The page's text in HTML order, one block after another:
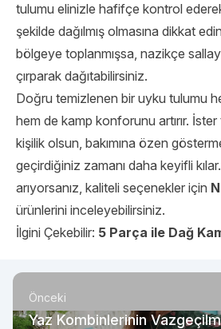
tulumu elinizle hafifçe kontrol
şekilde dağılmış olmasına dikkat
bölgeye toplanmışsa, nazikçe
çırparak dağıtabilirsiniz.
Doğru temizlenen bir uyku tulumu
hem de kamp konforunu artırır.
kişilik olsun, bakımına özen
geçirdiğiniz zamanı daha keyifli
arıyorsanız, kaliteli seçenekler için
ürünlerini inceleyebilirsiniz.
İlgini Çekebilir: 5 Parça ile Dağ
Önceki
Yaz Kombinlerinin